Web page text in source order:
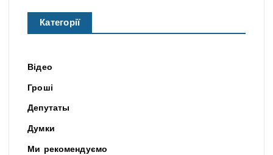
Категорії
Відео
Гроші
Депутаты
Думки
Ми рекомендуємо